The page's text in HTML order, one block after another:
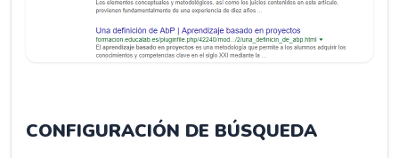
CONFIGURACIÓN DE BÚSQUEDA